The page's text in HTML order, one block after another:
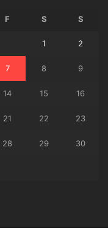
F S S
1 2
7 8 9
14 15 16
21 22 23
28 29 30